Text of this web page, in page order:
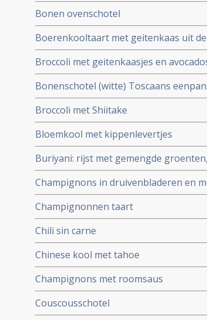
Bonen ovenschotel
Boerenkooltaart met geitenkaas uit
Broccoli met geitenkaasjes en
Bonenschotel (witte) Toscaans
Broccoli met Shiitake
Bloemkool met kippenlevertjes
Buriyani: rijst met gemengde
Champignons in druivenbladeren en
Champignonnen taart
Chili sin carne
Chinese kool met tahoe
Champignons met roomsaus
Couscousschotel